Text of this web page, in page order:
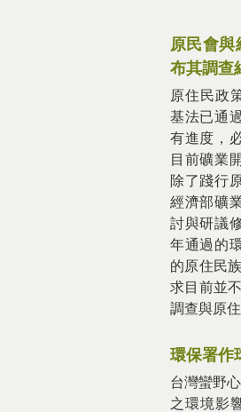
原民會
布其調查
原住民政
基法已通
有進度，
目前礦業
除了踐行
經濟部礦
討與研議
年通過的
的原住民
求目前並
調查與原
環保署
台灣蠻野
之環境影